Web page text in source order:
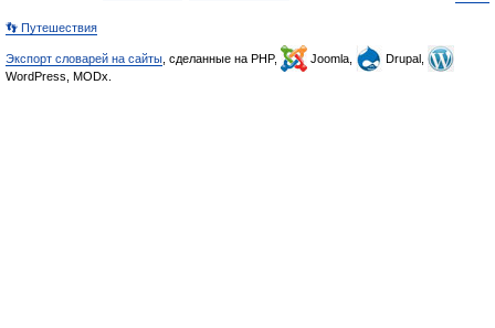
👣 Путешествия
Экспорт словарей на сайты , сделанные на PHP, Joomla,
Drupal,
WordPress, MODx.